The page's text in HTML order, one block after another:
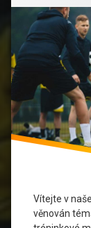
Vítejte v
věnován
Intervalový
trénink
Motivace
Silový
trénink
Trénink